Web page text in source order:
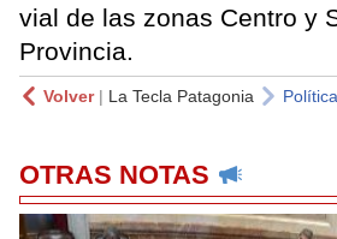
vial de las zonas Centro y
Provincia.
Volver| La Tecla Patagonia
OTRAS NOTAS